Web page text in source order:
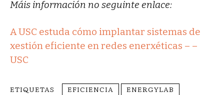
Máis información no seguinte enlace:
A USC estuda cómo implantar sistemas de
xestión eficiente en redes enerxéticas – –
USC
ETIQUETAS EFICIENCIA
ENERGYLAB